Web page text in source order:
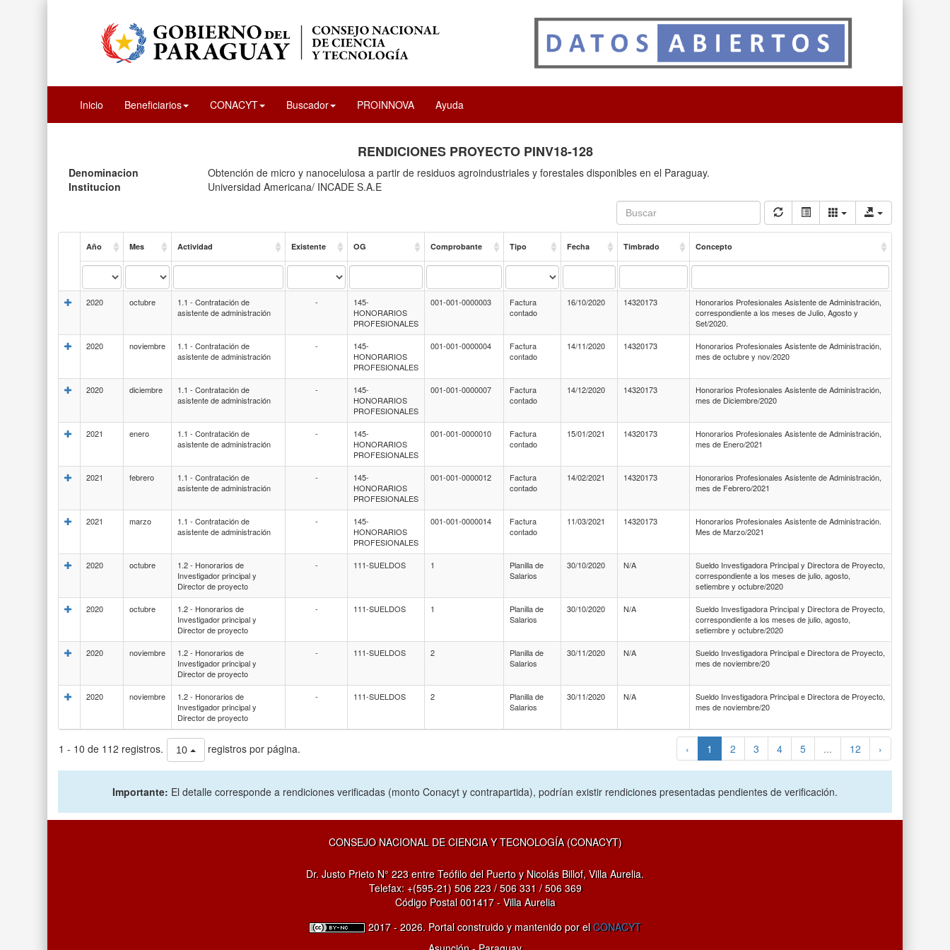
Inicio Beneficiarios CONACYT Buscador PROINNOVA Ayuda
RENDICIONES PROYECTO PINV18-128
Denominacion
Obtención de micro y nanocelulosa a partir de residuos agroindustriales y forestales disponibles en el Paraguay.
Institucion
Universidad Americana/ INCADE S.A.E
Año Mes Actividad Existente OG Comprobante Tipo Fecha Timbrado Concepto
2020 octubre
1.1 - Contratación de
asistente de administración
-
145-
HONORARIOS
PROFESIONALES
001-001-0000003
Factura
contado
16/10/2020 14320173
Honorarios Profesionales Asistente de Administración,
correspondiente a los meses de Julio, Agosto y
Set/2020.
2020
noviembre
1.1 - Contratación de
asistente de administración
-
145-
HONORARIOS
PROFESIONALES
001-001-0000004
Factura
contado
14/11/2020 14320173
Honorarios Profesionales Asistente de Administración,
mes de octubre y nov/2020
2020 diciembre
1.1 - Contratación de
asistente de administración
-
145-
HONORARIOS
PROFESIONALES
001-001-0000007
Factura
contado
14/12/2020 14320173
Honorarios Profesionales Asistente de Administración,
mes de Diciembre/2020
2021 enero
1.1 - Contratación de
asistente de administración
-
145-
HONORARIOS
PROFESIONALES
001-001-0000010
Factura
contado
15/01/2021 14320173
Honorarios Profesionales Asistente de Administración,
mes de Enero/2021
2021 febrero
1.1 - Contratación de
asistente de administración
-
145-
HONORARIOS
PROFESIONALES
001-001-0000012
Factura
contado
14/02/2021 14320173
Honorarios Profesionales Asistente de Administración,
mes de Febrero/2021
2021 marzo
1.1 - Contratación de
asistente de administración
-
145-
HONORARIOS
PROFESIONALES
001-001-0000014
Factura
contado
11/03/2021 14320173
Honorarios Profesionales Asistente de Administración.
Mes de Marzo/2021
2020 octubre
1.2 - Honorarios de
Investigador principal y
Director de proyecto
- 111-SUELDOS 1
Planilla de
Salarios
30/10/2020 N/A
Sueldo Investigadora Principal y Directora de Proyecto,
correspondiente a los meses de julio, agosto,
setiembre y octubre/2020
2020
octubre
1.2 - Honorarios de
Investigador principal y
Director de proyecto
- 111-SUELDOS 1
Planilla de
Salarios
30/10/2020 N/A
Sueldo Investigadora Principal y Directora de Proyecto,
correspondiente a los meses de julio, agosto,
setiembre y octubre/2020
2020
noviembre
1.2 - Honorarios de
Investigador principal y
Director de proyecto
- 111-SUELDOS 2
Planilla de
Salarios
30/11/2020 N/A
Sueldo Investigadora Principal e Directora de Proyecto,
mes de noviembre/20
2020 noviembre
1.2 - Honorarios de
Investigador principal y
Director de proyecto
- 111-SUELDOS 2
Planilla de
Salarios
30/11/2020 N/A
Sueldo Investigadora Principal e Directora de Proyecto,
mes de noviembre/20
1 - 10 de 112 registros. 10 registros por página. ‹ 1 2 3 4 5 ... 12 ›
Importante: El detalle corresponde a rendiciones verificadas (monto Conacyt y contrapartida), podrían existir rendiciones presentadas pendientes de verificación.
CONSEJO NACIONAL DE CIENCIA Y TECNOLOGÍA (CONACYT)
Dr. Justo Prieto N° 223 entre Teófilo del Puerto y Nicolás Billof, Villa Aurelia.
Telefax: +(595-21) 506 223 / 506 331 / 506 369
Código Postal 001417 - Villa Aurelia
2017 - 2026. Portal construido y mantenido por elCONACYT